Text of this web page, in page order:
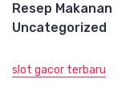
Resep Makanan
Uncategorized
slot gacor terbaru